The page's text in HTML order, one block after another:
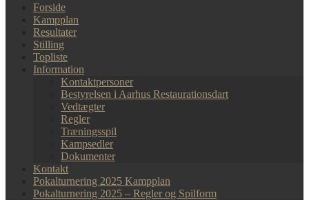
Forside
Kampplan
Resultater
Stilling
Topliste
Information
Kontaktpersoner
Bestyrelsen i Aarhus Restaurationsdart
Vedtægter
Regler
Træningsspil
Kampsedler
Dokumenter
Kontakt
Pokalturnering 2025 Kampplan
Pokalturnering 2025 – Regler og Spilform